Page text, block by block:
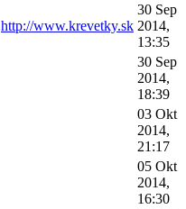
http://www.krevetky.sk
30 Sep
2014,
13:35
30 Sep
2014,
18:39
03 Okt
2014,
21:17
05 Okt
2014,
16:30